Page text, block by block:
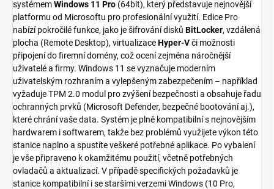
systémemWindows 11 Pro (64bit), který představuje nejnovější
platformu od Microsoftu pro profesionální využití. Edice Pro
nabízí pokročilé funkce, jako je šifrování disků BitLocker, vzdálená
plocha (Remote Desktop), virtualizaceHyper-Vči možnosti
připojení do firemní domény, což ocení zejména náročnější
uživatelé a firmy. Windows 11 se vyznačuje moderním
uživatelským rozhraním a vylepšeným zabezpečením – například
vyžaduje TPM 2.0 modul pro zvýšení bezpečnosti a obsahuje řadu
ochranných prvků (Microsoft Defender, bezpečné bootování aj.),
které chrání vaše data. Systém je plně kompatibilní s nejnovějším
hardwarem i softwarem, takže bez problémů využijete výkon této
stanice naplno a spustíte veškeré potřebné aplikace. Po vybalení
je vše připraveno k okamžitému použití, včetně potřebných
ovladačů a aktualizací. V případě specifických požadavků je
stanice kompatibilní i se staršími verzemi Windows (10 Pro,